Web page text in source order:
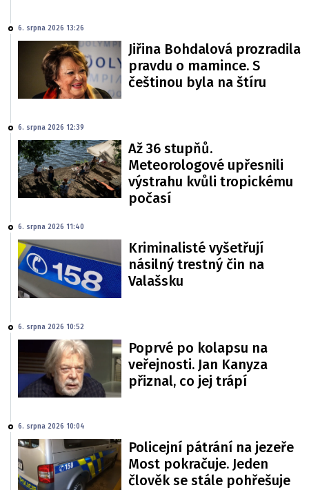
6. srpna 2026 13:26
Jiřina Bohdalová prozradila
pravdu o mamince. S
češtinou byla na štíru
6. srpna 2026 12:39
Až 36 stupňů.
Meteorologové upřesnili
výstrahu kvůli tropickému
počasí
6. srpna 2026 11:40
Kriminalisté vyšetřují
násilný trestný čin na
Valašsku
6. srpna 2026 10:52
Poprvé po kolapsu na
veřejnosti. Jan Kanyza
přiznal, co jej trápí
6. srpna 2026 10:04
Policejní pátrání na jezeře
Most pokračuje. Jeden
člověk se stále pohřešuje